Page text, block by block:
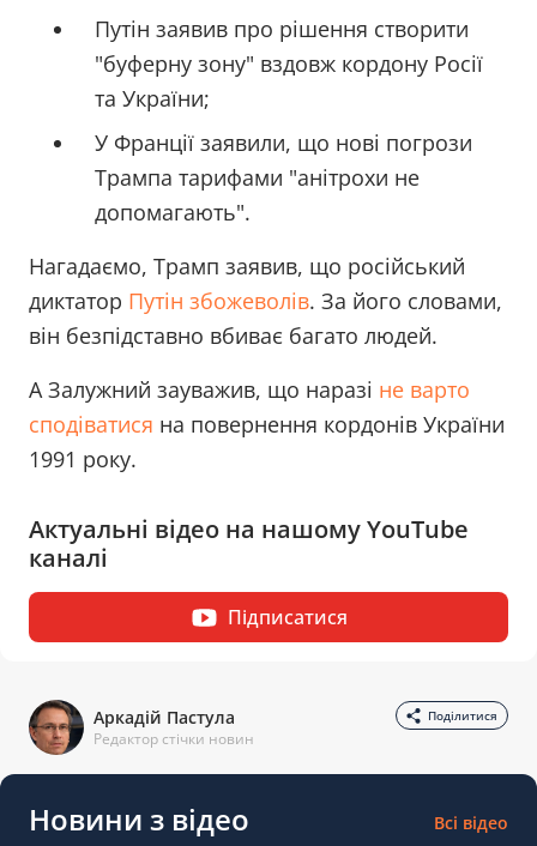
Путін заявив про рішення створити
"буферну зону" вздовж кордону Росії
та України;
У Франції заявили, що нові погрози
Трампа тарифами "анітрохи не
допомагають".
Нагадаємо, Трамп заявив, що російський
диктатор Путін збожеволів. За його словами,
він безпідставно вбиває багато людей.
А Залужний зауважив, що наразі не варто
сподіватися на повернення кордонів України
1991 року.
Актуальні відео на нашому YouTube
каналі
Підписатися
Аркадій Пастула
Редактор стічки новин
Поділитися
Новини з відео Всі відео